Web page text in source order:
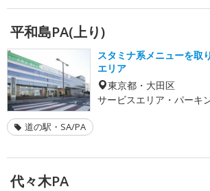
平和島PA(上り)
スタミナ系メニューを取
エリア
東京都・大田区
サービスエリア・パーキ
道の駅・SA/PA
代々木PA